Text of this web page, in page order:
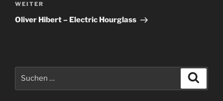
Nächster
Beitrag
WEITER
Oliver Hibert – Electric Hourglass